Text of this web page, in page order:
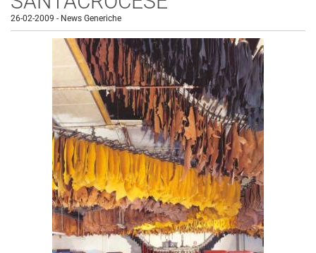
26-02-2009 - News Generiche